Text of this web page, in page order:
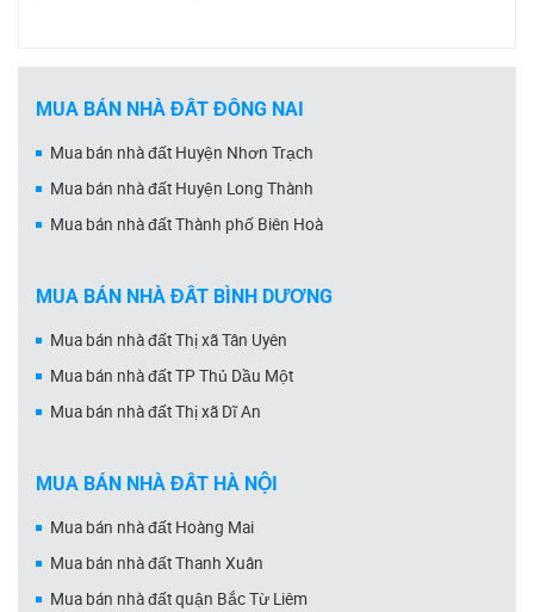
MUA BÁN NHÀ ĐẤT ĐỒNG NAI
Mua bán nhà đất Huyện Nhơn Trạch
Mua bán nhà đất Huyện Long Thành
Mua bán nhà đất Thành phố Biên Hoà
MUA BÁN NHÀ ĐẤT BÌNH DƯƠNG
Mua bán nhà đất Thị xã Tân Uyên
Mua bán nhà đất TP Thủ Dầu Một
Mua bán nhà đất Thị xã Dĩ An
MUA BÁN NHÀ ĐẤT HÀ NỘI
Mua bán nhà đất Hoàng Mai
Mua bán nhà đất Thanh Xuân
Mua bán nhà đất quận Bắc Từ Liêm